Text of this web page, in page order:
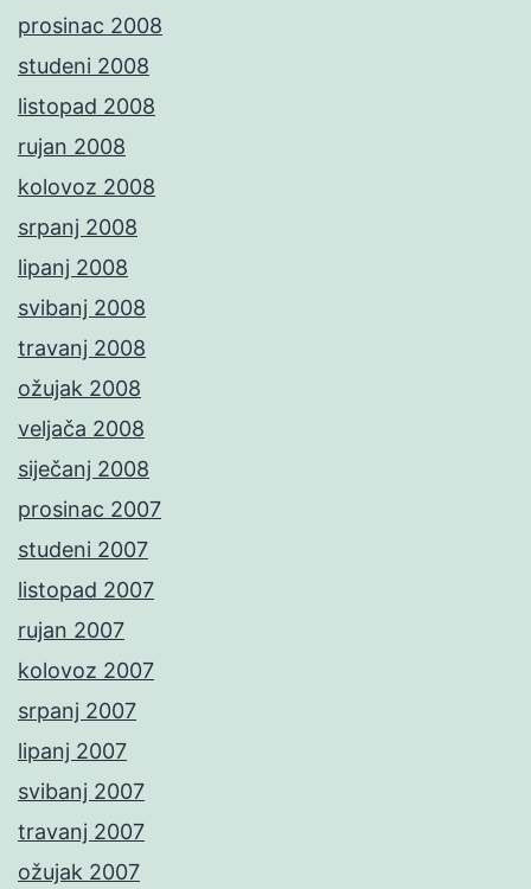
prosinac 2008
studeni 2008
listopad 2008
rujan 2008
kolovoz 2008
srpanj 2008
lipanj 2008
svibanj 2008
travanj 2008
ožujak 2008
veljača 2008
siječanj 2008
prosinac 2007
studeni 2007
listopad 2007
rujan 2007
kolovoz 2007
srpanj 2007
lipanj 2007
svibanj 2007
travanj 2007
ožujak 2007